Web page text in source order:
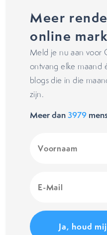
Meer
online
Meld je nu aan voor
ontvang elke maand
blogs die in die
zijn.
Meer dan3979
(Vereist)
Mail